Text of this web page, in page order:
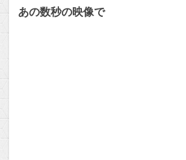
あの数秒の映像で